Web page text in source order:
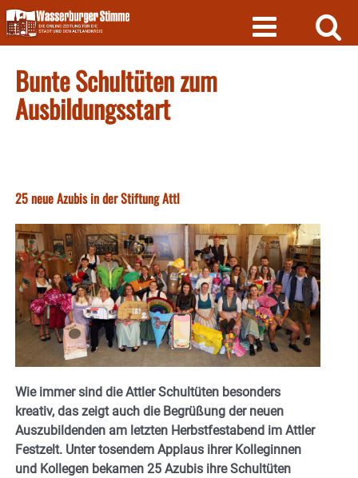
Skip
to
content
Bunte Schultüten zum
Ausbildungsstart
25 neue Azubis in der Stiftung Attl
Wie immer sind die Attler Schultüten besonders
kreativ, das zeigt auch die Begrüßung der neuen
Auszubildenden am letzten Herbstfestabend im Attler
Festzelt. Unter tosendem Applaus ihrer Kolleginnen
und Kollegen bekamen 25 Azubis ihre Schultüten